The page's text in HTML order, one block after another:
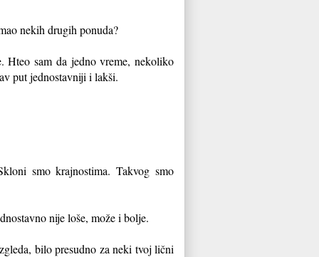
nekih drugih ponuda?
Hteo sam da jedno vreme, nekoliko
put jednostavniji i lakši.
smo krajnostima. Takvog smo
nije loše, može i bolje.
bilo presudno za neki tvoj lični